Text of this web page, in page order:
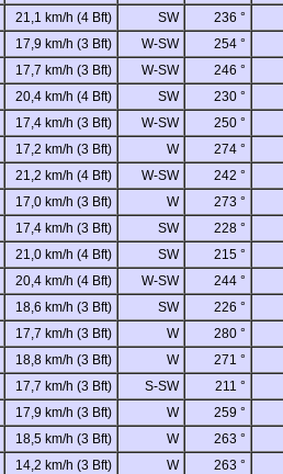
21,1 km/h (4 Bft) SW 236 °
17,9 km/h (3 Bft) W-SW 254 °
17,7 km/h (3 Bft) W-SW 246 °
20,4 km/h (4 Bft) SW 230 °
17,4 km/h (3 Bft) W-SW 250 °
17,2 km/h (3 Bft) W 274 °
21,2 km/h (4 Bft) W-SW 242 °
17,0 km/h (3 Bft) W 273 °
17,4 km/h (3 Bft) SW 228 °
21,0 km/h (4 Bft) SW 215 °
20,4 km/h (4 Bft) W-SW 244 °
18,6 km/h (3 Bft) SW 226 °
17,7 km/h (3 Bft) W 280 °
18,8 km/h (3 Bft) W 271 °
17,7 km/h (3 Bft) S-SW 211 °
17,9 km/h (3 Bft) W 259 °
18,5 km/h (3 Bft) W 263 °
14,2 km/h (3 Bft) W 263 °